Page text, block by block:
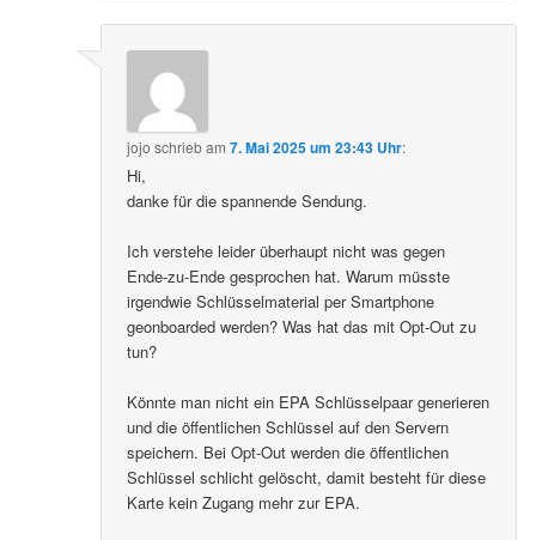
jojo schriebam7. Mai 2025 um 23:43 Uhr:
Hi,
danke für die spannende Sendung.
Ich verstehe leider überhaupt nicht was gegen
Ende-zu-Ende gesprochen hat. Warum müsste
irgendwie Schlüsselmaterial per Smartphone
geonboarded werden? Was hat das mit Opt-Out zu
tun?
Könnte man nicht ein EPA Schlüsselpaar generieren
und die öffentlichen Schlüssel auf den Servern
speichern. Bei Opt-Out werden die öffentlichen
Schlüssel schlicht gelöscht, damit besteht für diese
Karte kein Zugang mehr zur EPA.